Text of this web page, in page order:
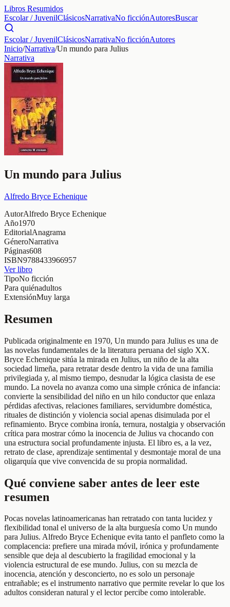
Libros Resumidos
Escolar / JuvenilClásicosNarrativaNo ficciónAutoresBuscar
Escolar / JuvenilClásicosNarrativaNo ficciónAutores
Inicio/Narrativa/Un mundo para Julius
Narrativa
Un mundo para Julius
Alfredo Bryce Echenique
AutorAlfredo Bryce Echenique
Año1970
EditorialAnagrama
GéneroNarrativa
Páginas608
ISBN9788433966957
Ver libro
TipoNo ficción
Para quiénadultos
ExtensiónMuy larga
Resumen
Publicada originalmente en 1970, Un mundo para Julius es una de
las novelas fundamentales de la literatura peruana del siglo XX.
Bryce Echenique sitúa la mirada en Julius, un niño de la alta
sociedad limeña, para retratar desde dentro la vida de una familia
privilegiada y, al mismo tiempo, desnudar la lógica clasista de ese
mundo. La novela no avanza como una simple crónica de infancia:
convierte la sensibilidad del niño en un hilo conductor que enlaza
pérdidas afectivas, relaciones familiares, servidumbre doméstica,
rituales de distinción y violencia social apenas disimulada por el
refinamiento. Bryce combina ironía, ternura, nostalgia y observación
crítica para mostrar cómo la inocencia de Julius va chocando con
una estructura social profundamente injusta. El libro es, a la vez,
retrato de clase, aprendizaje sentimental y desmontaje moral de una
oligarquía que vive convencida de su propia normalidad.
Qué conviene saber antes de leer este
resumen
Pocas novelas latinoamericanas han retratado con tanta lucidez y
flexibilidad tonal el universo de la alta burguesía como Un mundo
para Julius. Alfredo Bryce Echenique evita tanto el panfleto como la
complacencia: prefiere una mirada móvil, irónica y profundamente
sensible que deja al descubierto la fragilidad emocional y la
violencia estructural de ese mundo. Julius, con su mezcla de
inocencia, atención y desconcierto, no es solo un personaje
entrañable; es el instrumento narrativo que permite revelar lo que los
adultos consideran natural y el lector percibe como intolerable.